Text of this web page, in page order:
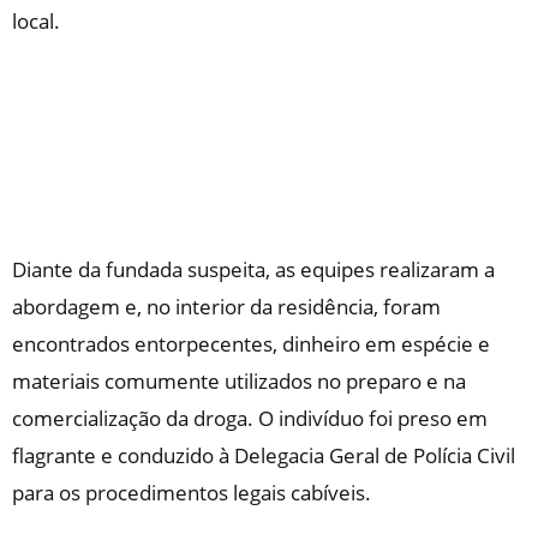
local.
Diante da fundada suspeita, as equipes realizaram a
abordagem e, no interior da residência, foram
encontrados entorpecentes, dinheiro em espécie e
materiais comumente utilizados no preparo e na
comercialização da droga. O indivíduo foi preso em
flagrante e conduzido à Delegacia Geral de Polícia Civil
para os procedimentos legais cabíveis.